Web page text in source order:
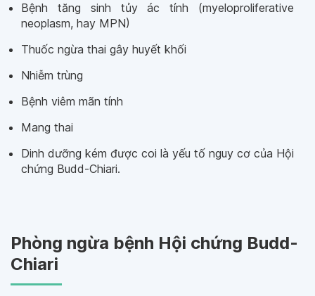
Bệnh tăng sinh tủy ác tính (myeloproliferative
neoplasm, hay MPN)
Thuốc ngừa thai gây huyết khối
Nhiễm trùng
Bệnh viêm mãn tính
Mang thai
Dinh dưỡng kém được coi là yếu tố nguy cơ của Hội
chứng Budd-Chiari.
Phòng ngừa bệnh Hội chứng Budd-
Chiari